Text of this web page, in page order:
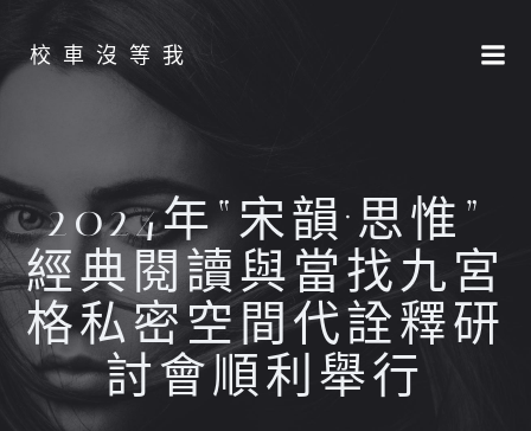
校車沒等我
2024年“宋韻·思惟”
經典閱讀與當找九宮
格私密空間代詮釋研
討會順利舉行